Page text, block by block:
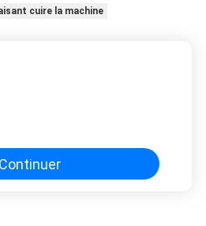
cuire la machine
Continuer